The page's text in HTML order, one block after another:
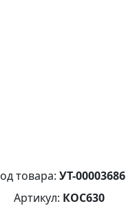
товара: УТ-00003686
Артикул: КОС630